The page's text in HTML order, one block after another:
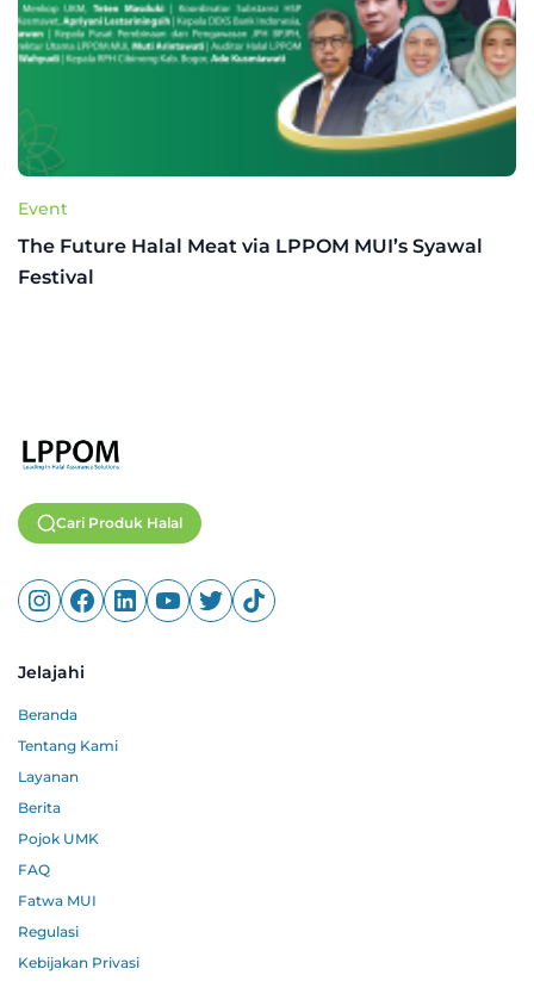
Event
The Future Halal Meat via LPPOM MUI’s Syawal
Festival
Cari Produk Halal
Jelajahi
Beranda
Tentang Kami
Layanan
Berita
Pojok UMK
FAQ
Fatwa MUI
Regulasi
Kebijakan Privasi